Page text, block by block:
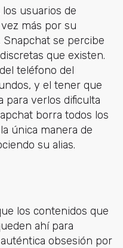
usuarios de
más por su
Snapchat se percibe
que existen.
teléfono del
y el tener que
para verlos dificulta
borra todos los
única manera de
su alias.
los contenidos que
ahí para
obsesión por